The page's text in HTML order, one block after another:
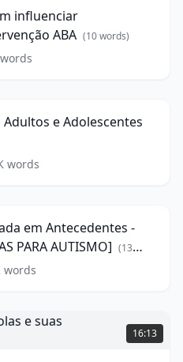
influenciar
ABA (10words)
words
e Adolescentes
words
em Antecedentes -
PARA AUTISMO] (13
words
16:13